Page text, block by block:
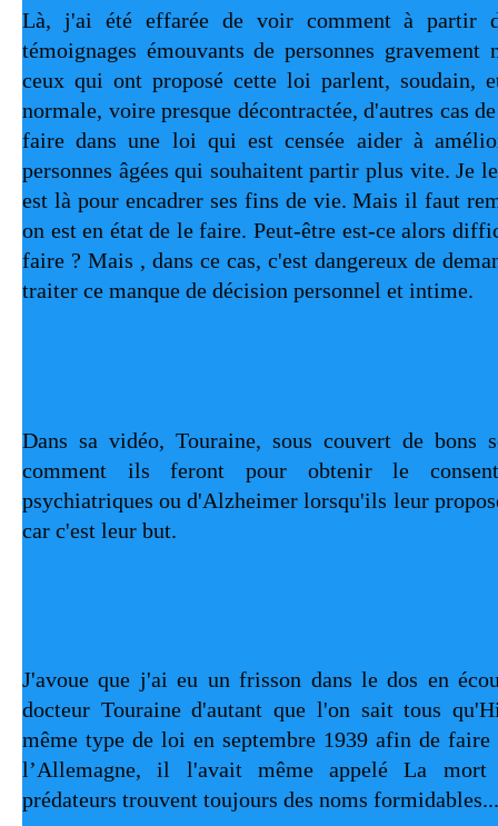
Là, j'ai été effarée de voir comment à partir
témoignages émouvants de personnes gravement
ceux qui ont proposé cette loi parlent, soudain,
normale, voire presque décontractée, d'autres cas
faire dans une loi qui est censée aider à
personnes âgées qui souhaitent partir plus vite. Je
est là pour encadrer ses fins de vie. Mais il faut
on est en état de le faire. Peut-être est-ce alors
faire ? Mais , dans ce cas, c'est dangereux de
traiter ce manque de décision personnel et intime.
Dans sa vidéo, Touraine, sous couvert de bons
comment ils feront pour obtenir le
psychiatriques ou d'Alzheimer lorsqu'ils leur
car c'est leur but.
J'avoue que j'ai eu un frisson dans le dos en
docteur Touraine d'autant que l'on sait tous
même type de loi en septembre 1939 afin de faire
l’Allemagne, il l'avait même appelé La mort
prédateurs trouvent toujours des noms formidables...